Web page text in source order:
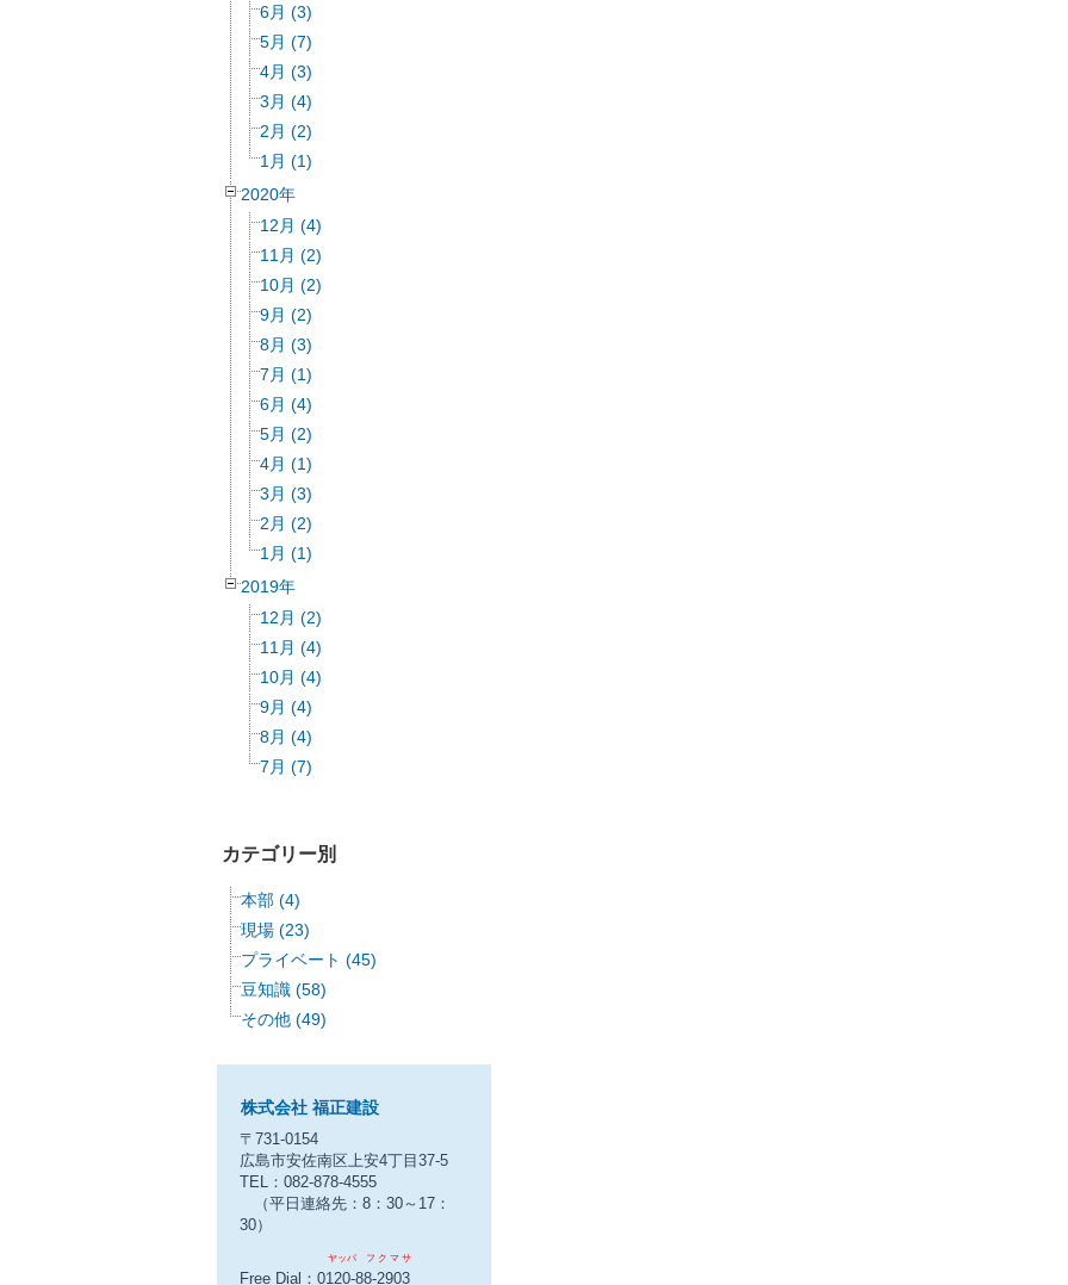
6月 (3)
5月 (7)
4月 (3)
3月 (4)
2月 (2)
1月 (1)
2020年
12月 (4)
11月 (2)
10月 (2)
9月 (2)
8月 (3)
7月 (1)
6月 (4)
5月 (2)
4月 (1)
3月 (3)
2月 (2)
1月 (1)
2019年
12月 (2)
11月 (4)
10月 (4)
9月 (4)
8月 (4)
7月 (7)
カテゴリー別
本部 (4)
現場 (23)
プライベート (45)
豆知識 (58)
その他 (49)
株式会社 福正建設
〒731-0154
広島市安佐南区上安4丁目37-5
TEL：082-878-4555
（平日連絡先：8：30～17：
30）
ヤッパ フ ク マ サ
Free Dial：0120-88-2903